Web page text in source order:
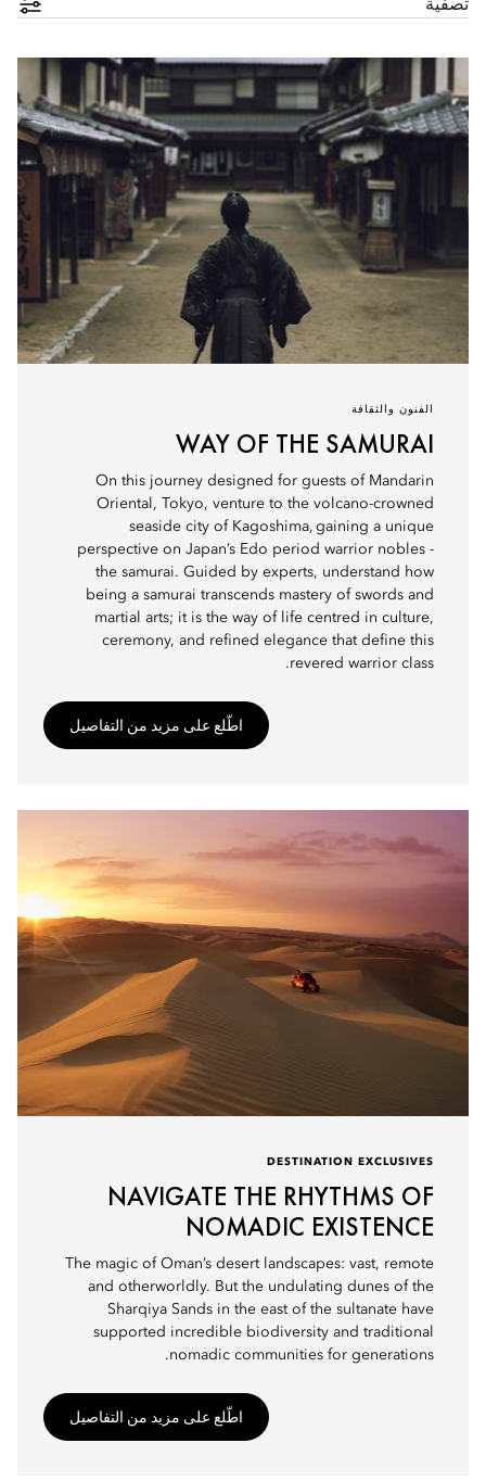
تصفية
الفنون والثقافة
WAY OF THE SAMURAI
On this journey designed for guests of Mandarin
Oriental, Tokyo, venture to the volcano-crowned
seaside city of Kagoshima, gaining a unique
perspective on Japan’s Edo period warrior nobles -
the samurai. Guided by experts, understand how
being a samurai transcends mastery of swords and
martial arts; it is the way of life centred in culture,
ceremony, and refined elegance that define this
revered warrior class.
اطّلع على مزيد من التفاصيل
DESTINATION EXCLUSIVES
NAVIGATE THE RHYTHMS OF
NOMADIC EXISTENCE
The magic of Oman’s desert landscapes: vast, remote
and otherworldly. But the undulating dunes of the
Sharqiya Sands in the east of the sultanate have
supported incredible biodiversity and traditional
nomadic communities for generations.
اطّلع على مزيد من التفاصيل